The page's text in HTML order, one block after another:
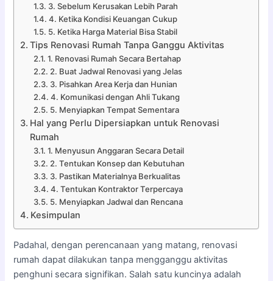
3. Sebelum Kerusakan Lebih Parah
4. Ketika Kondisi Keuangan Cukup
5. Ketika Harga Material Bisa Stabil
Tips Renovasi Rumah Tanpa Ganggu Aktivitas
1. Renovasi Rumah Secara Bertahap
2. Buat Jadwal Renovasi yang Jelas
3. Pisahkan Area Kerja dan Hunian
4. Komunikasi dengan Ahli Tukang
5. Menyiapkan Tempat Sementara
Hal yang Perlu Dipersiapkan untuk Renovasi
Rumah
1. Menyusun Anggaran Secara Detail
2. Tentukan Konsep dan Kebutuhan
3. Pastikan Materialnya Berkualitas
4. Tentukan Kontraktor Terpercaya
5. Menyiapkan Jadwal dan Rencana
Kesimpulan
Padahal, dengan perencanaan yang matang, renovasi
rumah dapat dilakukan tanpa mengganggu aktivitas
penghuni secara signifikan. Salah satu kuncinya adalah